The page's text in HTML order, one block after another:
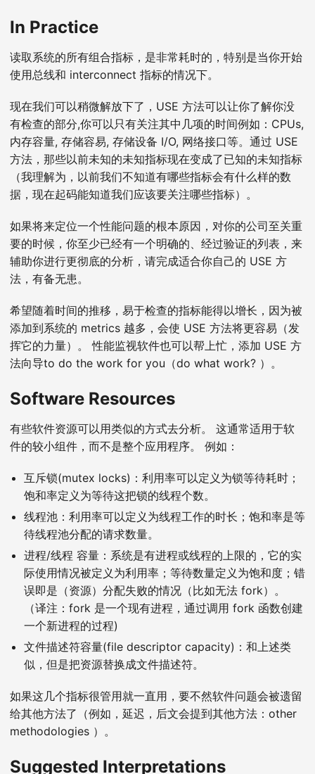
In Practice
读取系统的所有组合指标，是非常耗时的，特别是当你开始
使用总线和 interconnect 指标的情况下。
现在我们可以稍微解放下了，USE 方法可以让你了解你没
有检查的部分,你可以只有关注其中几项的时间例如：CPUs,
内存容量, 存储容易, 存储设备 I/O, 网络接口等。通过 USE
方法，那些以前未知的未知指标现在变成了已知的未知指标
（我理解为，以前我们不知道有哪些指标会有什么样的数
据，现在起码能知道我们应该要关注哪些指标）。
如果将来定位一个性能问题的根本原因，对你的公司至关重
要的时候，你至少已经有一个明确的、经过验证的列表，来
辅助你进行更彻底的分析，请完成适合你自己的 USE 方
法，有备无患。
希望随着时间的推移，易于检查的指标能得以增长，因为被
添加到系统的 metrics 越多，会使 USE 方法将更容易（发
挥它的力量）。 性能监视软件也可以帮上忙，添加 USE 方
法向导to do the work for you（do what work? ）。
Software Resources
有些软件资源可以用类似的方式去分析。 这通常适用于软
件的较小组件，而不是整个应用程序。 例如：
互斥锁(mutex locks)：利用率可以定义为锁等待耗时；
饱和率定义为等待这把锁的线程个数。
线程池：利用率可以定义为线程工作的时长；饱和率是等
待线程池分配的请求数量。
进程/线程 容量：系统是有进程或线程的上限的，它的实
际使用情况被定义为利用率；等待数量定义为饱和度；错
误即是（资源）分配失败的情况（比如无法 fork）。
（译注：fork 是一个现有进程，通过调用 fork 函数创建
一个新进程的过程)
文件描述符容量(file descriptor capacity)：和上述类
似，但是把资源替换成文件描述符。
如果这几个指标很管用就一直用，要不然软件问题会被遗留
给其他方法了（例如，延迟，后文会提到其他方法：other
methodologies ）。
Suggested Interpretations